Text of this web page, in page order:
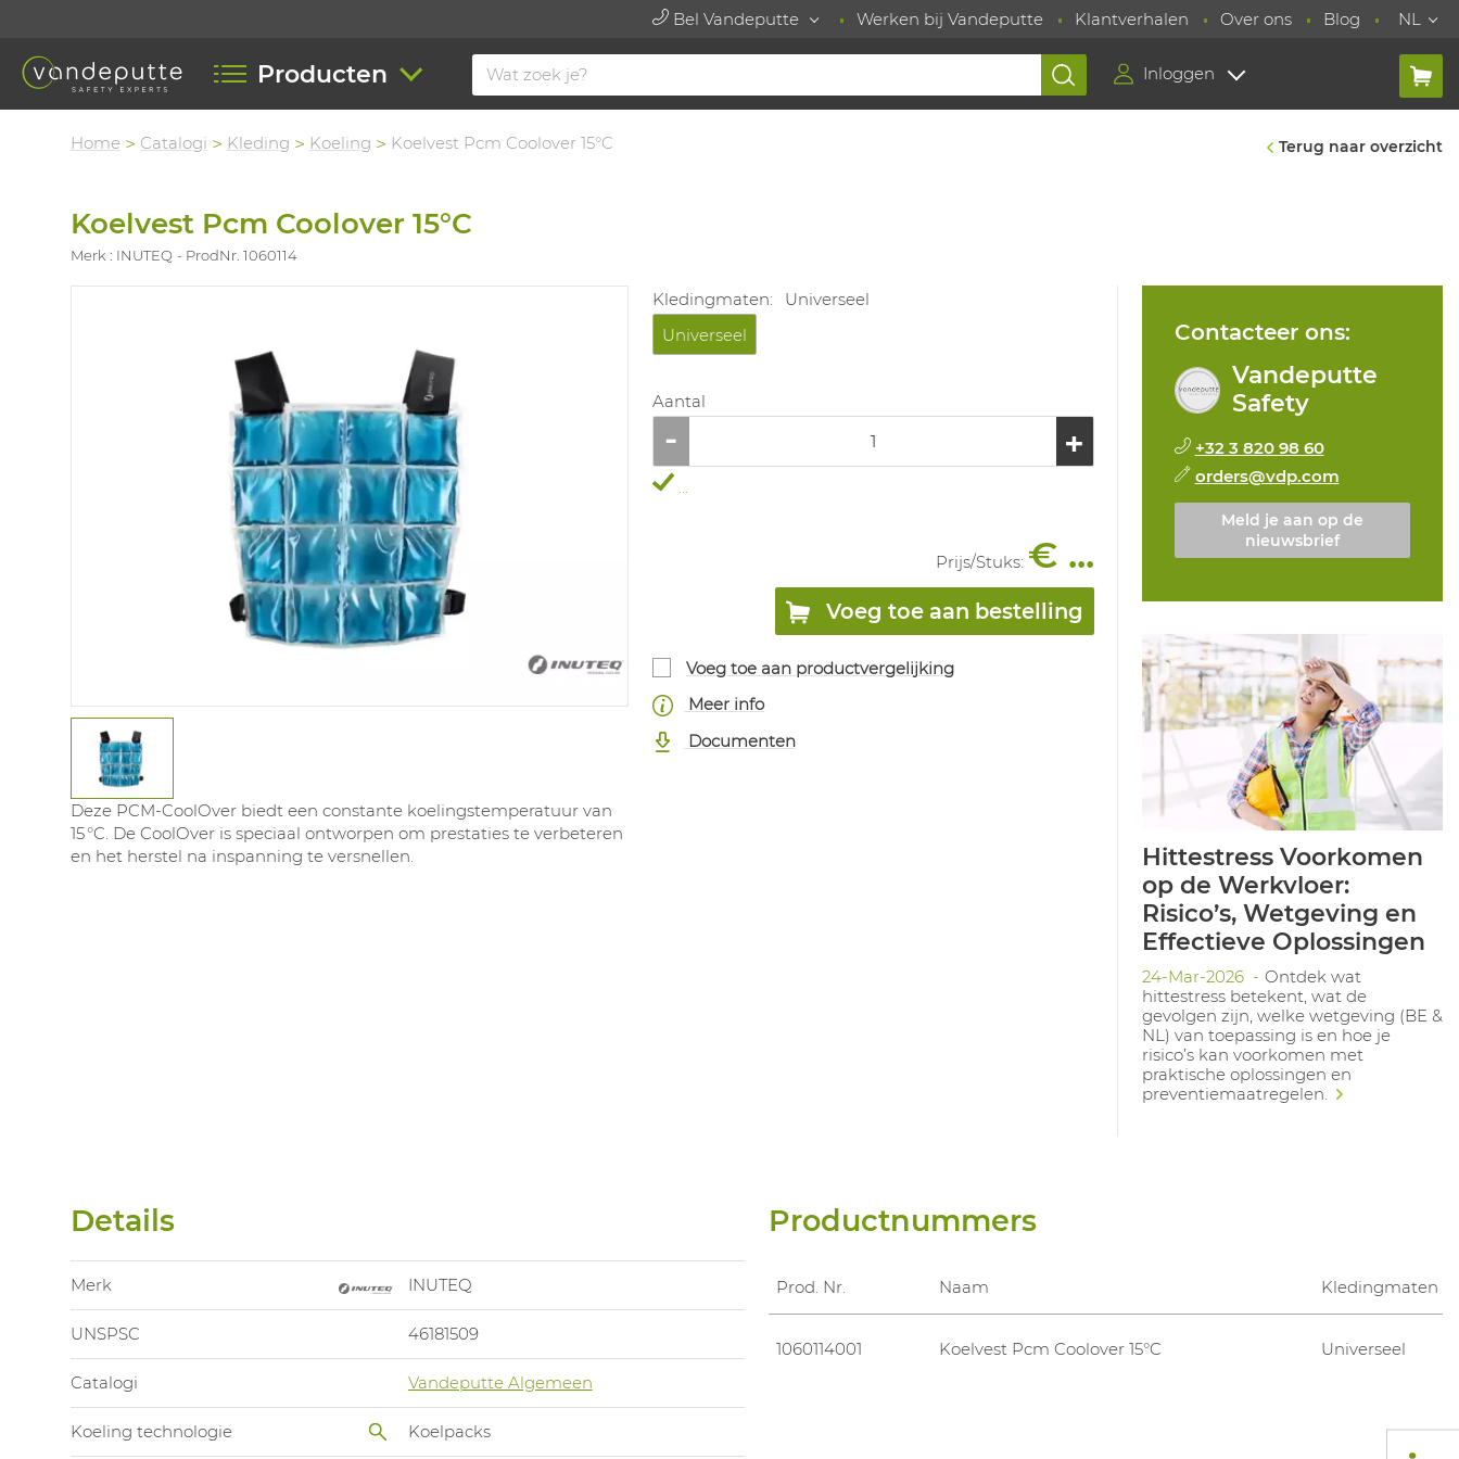
Bel Vandeputte Werken bij Vandeputte Klantverhalen Over ons Blog NL
Producten Inloggen
Home Catalogi Kleding Koeling Koelvest Pcm Coolover 15°C Terug naar overzicht
Koelvest Pcm Coolover 15°C
Merk : INUTEQ ProdNr. 1060114
Deze PCM‑CoolOver biedt een constante koelingstemperatuur van
15 °C. De CoolOver is speciaal ontworpen om prestaties te verbeteren
en het herstel na inspanning te versnellen.
Kledingmaten:
Universeel
Universeel
Aantal
...
Prijs/Stuks: € ...
Voeg toe aan bestelling
Voeg toe aan productvergelijking
Meer info
Documenten
Contacteer ons:
Vandeputte
Safety
+32 3 820 98 60
orders@vdp.com
Meld je aan op de
nieuwsbrief
Hittestress Voorkomen
op de Werkvloer:
Risico’s, Wetgeving en
Effectieve Oplossingen
24-Mar-2026
Ontdek wat
hittestress betekent, wat de
gevolgen zijn, welke wetgeving (BE &
NL) van toepassing is en hoe je
risico’s kan voorkomen met
praktische oplossingen en
preventiemaatregelen.
Details
Merk INUTEQ
UNSPSC 46181509
Catalogi Vandeputte Algemeen
Koeling technologie Koelpacks
Productnummers
Prod. Nr. Naam Kledingmaten
1060114001 Koelvest Pcm Coolover 15°C Universeel